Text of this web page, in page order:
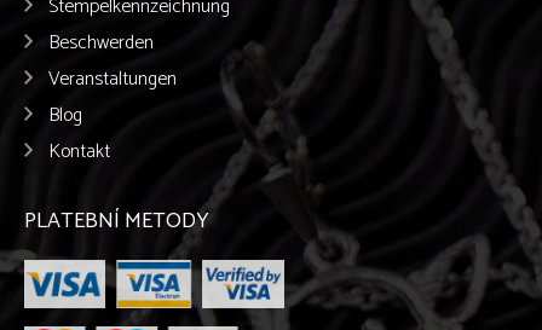
Stempelkennzeichnung
Beschwerden
Veranstaltungen
Blog
Kontakt
PLATEBNÍ METODY